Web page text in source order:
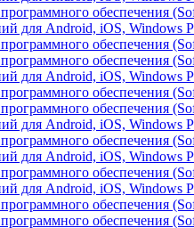
обеспечения
для Android, iOS, Windows
обеспечения
обеспечения
для Android, iOS, Windows
обеспечения
обеспечения
для Android, iOS, Windows
обеспечения
для Android, iOS, Windows
обеспечения
для Android, iOS, Windows
обеспечения
обеспечения